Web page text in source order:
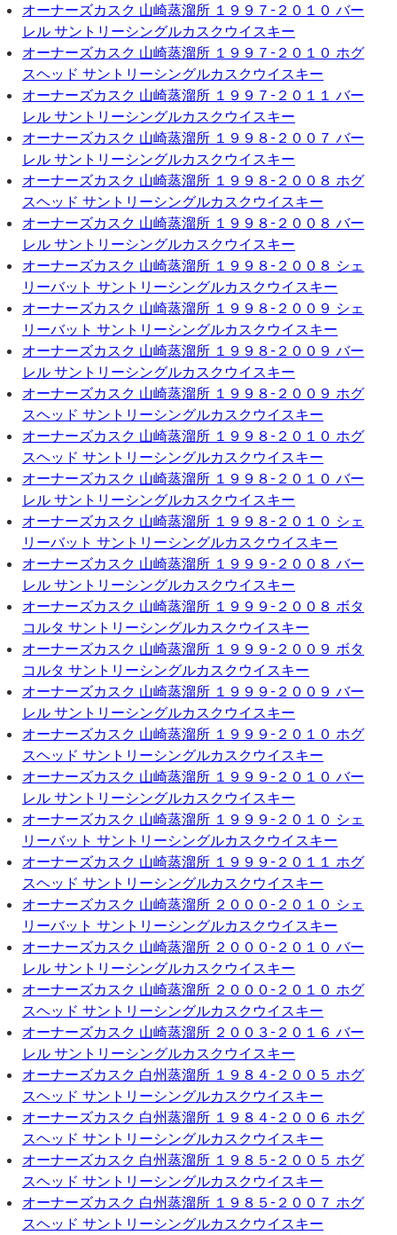
オーナーズカスク 山崎蒸溜所 １９９７-２０１０ バー
レル サントリーシングルカスクウイスキー
オーナーズカスク 山崎蒸溜所 １９９７-２０１０ ホグ
スヘッド サントリーシングルカスクウイスキー
オーナーズカスク 山崎蒸溜所 １９９７-２０１１ バー
レル サントリーシングルカスクウイスキー
オーナーズカスク 山崎蒸溜所 １９９８-２００７ バー
レル サントリーシングルカスクウイスキー
オーナーズカスク 山崎蒸溜所 １９９８-２００８ ホグ
スヘッド サントリーシングルカスクウイスキー
オーナーズカスク 山崎蒸溜所 １９９８-２００８ バー
レル サントリーシングルカスクウイスキー
オーナーズカスク 山崎蒸溜所 １９９８-２００８ シェ
リーバット サントリーシングルカスクウイスキー
オーナーズカスク 山崎蒸溜所 １９９８-２００９ シェ
リーバット サントリーシングルカスクウイスキー
オーナーズカスク 山崎蒸溜所 １９９８-２００９ バー
レル サントリーシングルカスクウイスキー
オーナーズカスク 山崎蒸溜所 １９９８-２００９ ホグ
スヘッド サントリーシングルカスクウイスキー
オーナーズカスク 山崎蒸溜所 １９９８-２０１０ ホグ
スヘッド サントリーシングルカスクウイスキー
オーナーズカスク 山崎蒸溜所 １９９８-２０１０ バー
レル サントリーシングルカスクウイスキー
オーナーズカスク 山崎蒸溜所 １９９８-２０１０ シェ
リーバット サントリーシングルカスクウイスキー
オーナーズカスク 山崎蒸溜所 １９９９-２００８ バー
レル サントリーシングルカスクウイスキー
オーナーズカスク 山崎蒸溜所 １９９９-２００８ ボタ
コルタ サントリーシングルカスクウイスキー
オーナーズカスク 山崎蒸溜所 １９９９-２００９ ボタ
コルタ サントリーシングルカスクウイスキー
オーナーズカスク 山崎蒸溜所 １９９９-２００９ バー
レル サントリーシングルカスクウイスキー
オーナーズカスク 山崎蒸溜所 １９９９-２０１０ ホグ
スヘッド サントリーシングルカスクウイスキー
オーナーズカスク 山崎蒸溜所 １９９９-２０１０ バー
レル サントリーシングルカスクウイスキー
オーナーズカスク 山崎蒸溜所 １９９９-２０１０ シェ
リーバット サントリーシングルカスクウイスキー
オーナーズカスク 山崎蒸溜所 １９９９-２０１１ ホグ
スヘッド サントリーシングルカスクウイスキー
オーナーズカスク 山崎蒸溜所 ２０００-２０１０ シェ
リーバット サントリーシングルカスクウイスキー
オーナーズカスク 山崎蒸溜所 ２０００-２０１０ バー
レル サントリーシングルカスクウイスキー
オーナーズカスク 山崎蒸溜所 ２０００-２０１０ ホグ
スヘッド サントリーシングルカスクウイスキー
オーナーズカスク 山崎蒸溜所 ２００３-２０１６ バー
レル サントリーシングルカスクウイスキー
オーナーズカスク 白州蒸溜所 １９８４-２００５ ホグ
スヘッド サントリーシングルカスクウイスキー
オーナーズカスク 白州蒸溜所 １９８４-２００６ ホグ
スヘッド サントリーシングルカスクウイスキー
オーナーズカスク 白州蒸溜所 １９８５-２００５ ホグ
スヘッド サントリーシングルカスクウイスキー
オーナーズカスク 白州蒸溜所 １９８５-２００７ ホグ
スヘッド サントリーシングルカスクウイスキー